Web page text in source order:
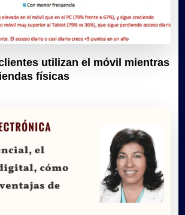
utilizan el móvil mientras
físicas